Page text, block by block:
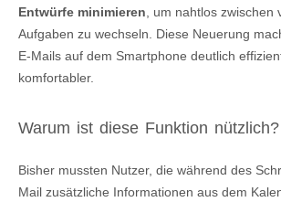
Entwürfe minimieren , um nahtlos zwischen
Aufgaben zu wechseln. Diese Neuerung
E-Mails auf dem Smartphone deutlich
komfortabler.
Warum ist diese Funktion nützlich?
Bisher mussten Nutzer, die während des
Mail zusätzliche Informationen aus dem